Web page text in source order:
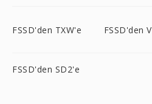
FSSD'den TXW'e FSSD'den
FSSD'den SD2'e